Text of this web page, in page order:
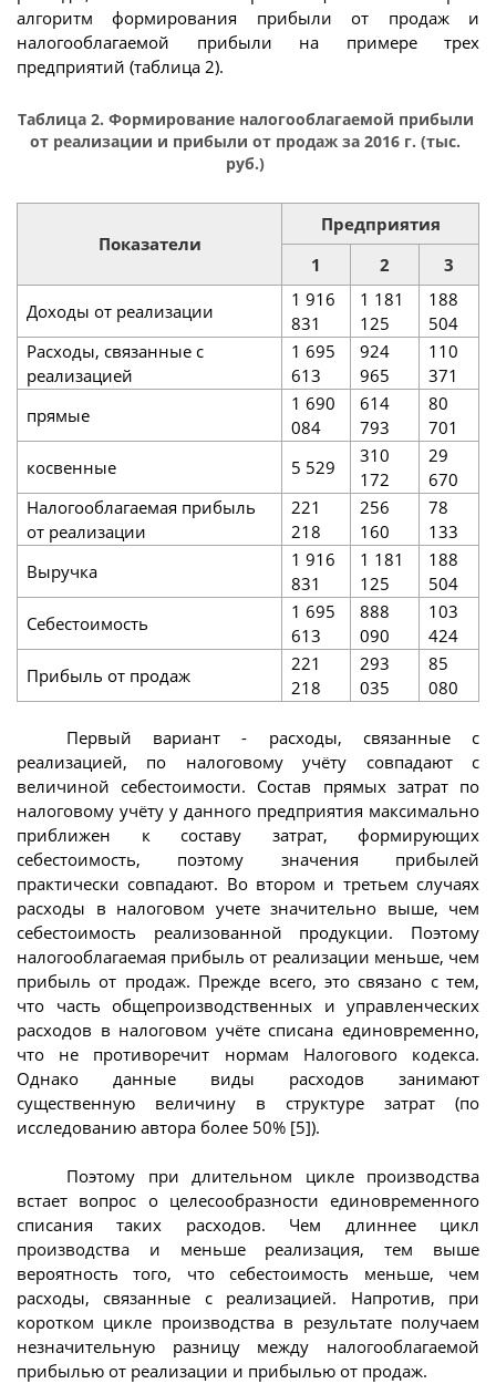
алгоритм формирования прибыли от продаж и
налогооблагаемой прибыли на примере трех
предприятий (таблица 2).
Таблица 2. Формирование налогооблагаемой прибыли
от реализации и прибыли от продаж за 2016 г. (тыс.
руб.)
Показатели
Предприятия
1
2 3
Доходы от реализации
1 916
831
1 181
125
188
504
Расходы, связанные с
реализацией
1 695
613
924
965
110
371
прямые
1 690
084
614
793
80
701
косвенные
5 529
310
172
29
670
Налогооблагаемая прибыль
от реализации
221
218
256
160
78
133
Выручка
1 916
831
1 181
125
188
504
Себестоимость
1 695
613
888
090
103
424
Прибыль от продаж
221
218
293
035
85
080
Первый вариант - расходы, связанные с
реализацией, по налоговому учёту совпадают с
величиной себестоимости. Состав прямых затрат по
налоговому учёту у данного предприятия максимально
приближен к составу затрат, формирующих
себестоимость, поэтому значения прибылей
практически совпадают. Во втором и третьем случаях
расходы в налоговом учете значительно выше, чем
себестоимость реализованной продукции. Поэтому
налогооблагаемая прибыль от реализации меньше, чем
прибыль от продаж. Прежде всего, это связано с тем,
что часть общепроизводственных и управленческих
расходов в налоговом учёте списана единовременно,
что не противоречит нормам Налогового кодекса.
Однако данные виды расходов занимают
существенную величину в структуре затрат (по
исследованию автора более 50% [5]).
Поэтому при длительном цикле производства
встает вопрос о целесообразности единовременного
списания таких расходов. Чем длиннее цикл
производства и меньше реализация, тем выше
вероятность того, что себестоимость меньше, чем
расходы, связанные с реализацией. Напротив, при
коротком цикле производства в результате получаем
незначительную разницу между налогооблагаемой
прибылью от реализации и прибылью от продаж.